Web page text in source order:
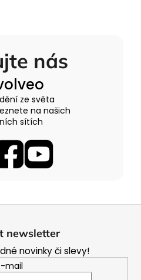
nás
ze světa
na našich
sítích
newsletter
novinky či slevy!
mail